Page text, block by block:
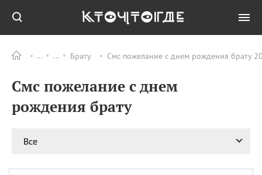
Брату Смс пожелание с днем рождения брату
Смс пожелание с днем
рождения брату
Все
ПРАЗДНИКИ Все
09.08 День памяти
Николая Чудотворца
11.08 День полета на